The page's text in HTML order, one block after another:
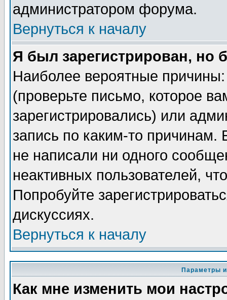
администратором форума.
Вернуться к началу
Я был зарегистрирован, но
Наиболее вероятные
(проверьте письмо, которое
зарегистрировались) или
запись по каким-то
не написали ни одного
неактивных пользователей,
Попробуйте
дискуссиях.
Вернуться к началу
Параметры
Как мне изменить мои